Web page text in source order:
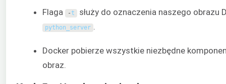
Flaga -t służy do oznaczenia naszego obrazu
python_server .
Docker pobierze wszystkie niezbędne
obraz.